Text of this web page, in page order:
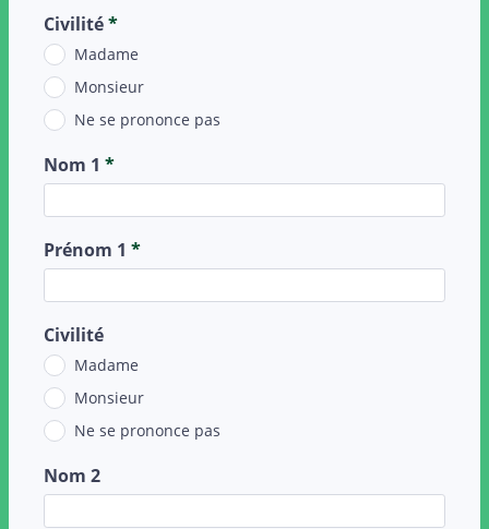
Civilité*
Madame
Monsieur
Ne se prononce pas
Nom 1 *
Prénom 1 *
Civilité
Madame
Monsieur
Ne se prononce pas
Nom 2